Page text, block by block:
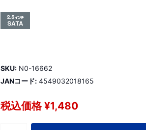
SKU: N0-16662
JANコード: 4549032018165
税込価格 ¥1,480